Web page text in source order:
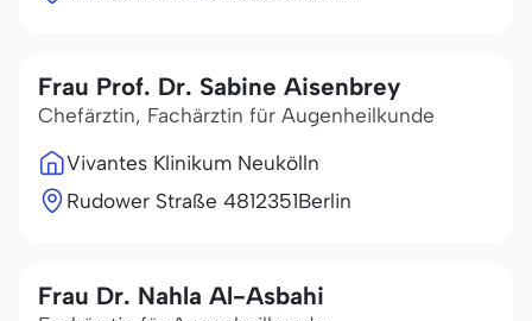
Frau Prof. Dr. Sabine Aisenbrey
Chefärztin, Fachärztin für Augenheilkunde
Vivantes Klinikum Neukölln
Rudower Straße 4812351Berlin
Frau Dr. Nahla Al-Asbahi